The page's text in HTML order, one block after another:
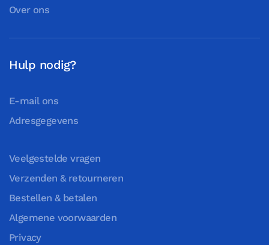
Over ons
Hulp nodig?
E-mail ons
Adresgegevens
Veelgestelde vragen
Verzenden & retourneren
Bestellen & betalen
Algemene voorwaarden
Privacy